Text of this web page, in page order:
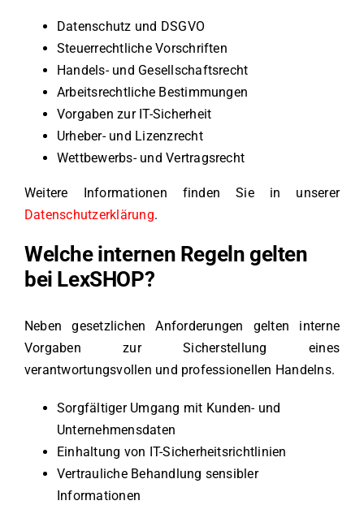
Datenschutz und DSGVO
Steuerrechtliche Vorschriften
Handels- und Gesellschaftsrecht
Arbeitsrechtliche Bestimmungen
Vorgaben zur IT-Sicherheit
Urheber- und Lizenzrecht
Wettbewerbs- und Vertragsrecht
Weitere Informationen finden Sie in unserer
Datenschutzerklärung.
Welche internen Regeln gelten
bei LexSHOP?
Neben gesetzlichen Anforderungen gelten interne
Vorgaben zur Sicherstellung eines
verantwortungsvollen und professionellen Handelns.
Sorgfältiger Umgang mit Kunden- und
Unternehmensdaten
Einhaltung von IT-Sicherheitsrichtlinien
Vertrauliche Behandlung sensibler
Informationen